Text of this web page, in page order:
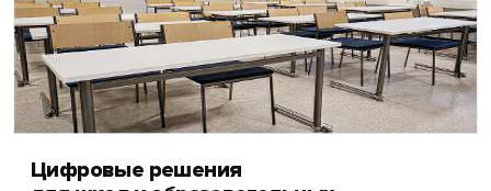
Цифровые решения